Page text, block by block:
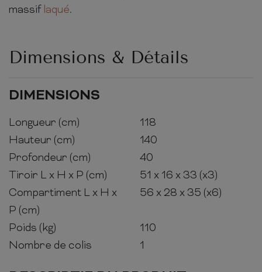
massif laqué.
Dimensions & Détails
DIMENSIONS
Longueur (cm)
118
Hauteur (cm)
140
Profondeur (cm)
40
Tiroir L x H x P (cm)
51 x 16 x 33 (x3)
Compartiment L x H x
P (cm)
56 x 28 x 35 (x6)
Poids (kg)
110
Nombre de colis
1